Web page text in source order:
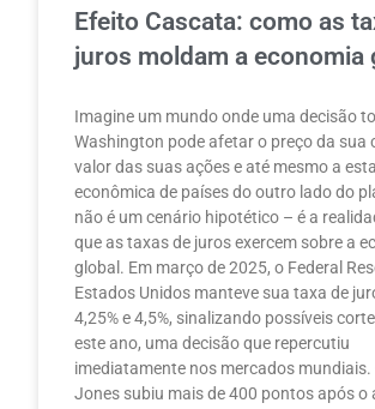
Efeito Cascata: como as
juros moldam a economia
Imagine um mundo onde uma decisão
Washington pode afetar o preço da sua
valor das suas ações e até mesmo a
econômica de países do outro lado do
não é um cenário hipotético – é a
que as taxas de juros exercem sobre a
global. Em março de 2025, o Federal
Estados Unidos manteve sua taxa de
4,25% e 4,5%, sinalizando possíveis
este ano, uma decisão que repercutiu
imediatamente nos mercados mundiais.
Jones subiu mais de 400 pontos após o